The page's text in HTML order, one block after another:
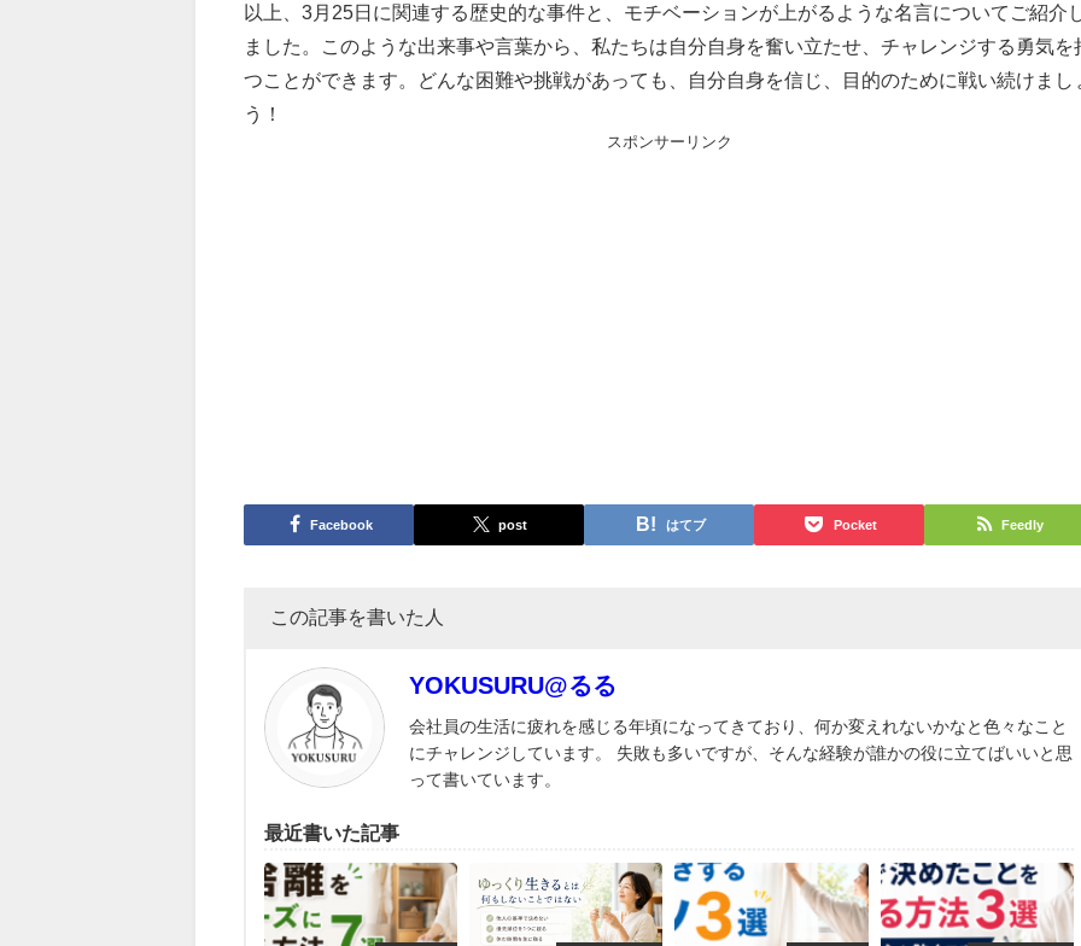
以上、3月25日に関連する歴史的な事件と、モチベーションが上がるような名言についてご紹介し
ました。このような出来事や言葉から、私たちは自分自身を奮い立たせ、チャレンジする勇気を
つことができます。どんな困難や挑戦があっても、自分自身を信じ、目的のために戦い続けまし
う！
スポンサーリンク
Facebook post はてブ Pocket Feedly
この記事を書いた人
YOKUSURU@るる
会社員の生活に疲れを感じる年頃になってきており、何か変えれないかなと色々なこと
にチャレンジしています。 失敗も多いですが、そんな経験が誰かの役に立てばいいと思
って書いています。
最近書いた記事